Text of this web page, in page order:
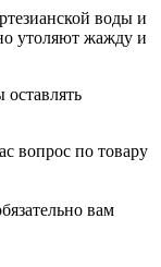
воды и
утоляют жажду и
оставлять
вопрос по товару
вам